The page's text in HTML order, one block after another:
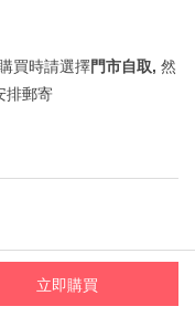
立即購買
買時請選擇門市自取, 然
排郵寄